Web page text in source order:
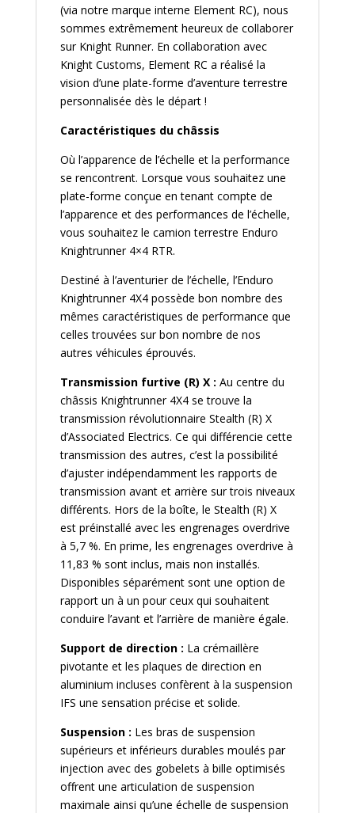
(via notre marque interne Element RC), nous
sommes extrêmement heureux de collaborer
sur Knight Runner. En collaboration avec
Knight Customs, Element RC a réalisé la
vision d’une plate-forme d’aventure terrestre
personnalisée dès le départ !
Caractéristiques du châssis
Où l’apparence de l’échelle et la performance
se rencontrent. Lorsque vous souhaitez une
plate-forme conçue en tenant compte de
l’apparence et des performances de l’échelle,
vous souhaitez le camion terrestre Enduro
Knightrunner 4×4 RTR.
Destiné à l’aventurier de l’échelle, l’Enduro
Knightrunner 4X4 possède bon nombre des
mêmes caractéristiques de performance que
celles trouvées sur bon nombre de nos
autres véhicules éprouvés.
Transmission furtive (R) X : Au centre du
châssis Knightrunner 4X4 se trouve la
transmission révolutionnaire Stealth (R) X
d’Associated Electrics. Ce qui différencie cette
transmission des autres, c’est la possibilité
d’ajuster indépendamment les rapports de
transmission avant et arrière sur trois niveaux
différents. Hors de la boîte, le Stealth (R) X
est préinstallé avec les engrenages overdrive
à 5,7 %. En prime, les engrenages overdrive à
11,83 % sont inclus, mais non installés.
Disponibles séparément sont une option de
rapport un à un pour ceux qui souhaitent
conduire l’avant et l’arrière de manière égale.
Support de direction : La crémaillère
pivotante et les plaques de direction en
aluminium incluses confèrent à la suspension
IFS une sensation précise et solide.
Suspension : Les bras de suspension
supérieurs et inférieurs durables moulés par
injection avec des gobelets à bille optimisés
offrent une articulation de suspension
maximale ainsi qu’une échelle de suspension